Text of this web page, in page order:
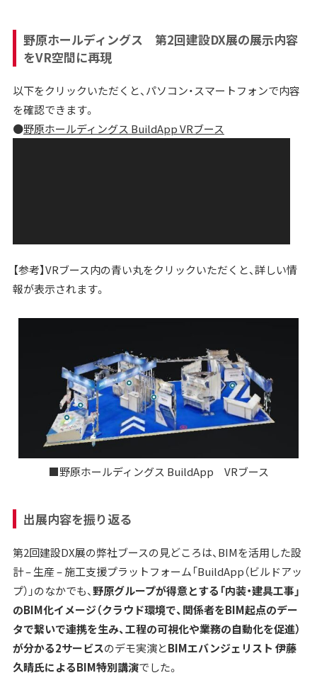
野原ホールディングス 第2回建設DX展の展示内容
をVR空間に再現
以下をクリックいただくと、パソコン・スマートフォンで内容
を確認できます。
●野原ホールディングス BuildApp VRブース
【参考】VRブース内の青い丸をクリックいただくと、詳しい情
報が表示されます。
■野原ホールディングス BuildApp VRブース
出展内容を振り返る
第2回建設DX展の弊社ブースの見どころは、BIMを活用した設
計 – 生産 – 施工支援プラットフォーム「BuildApp（ビルドアッ
プ）」のなかでも、 野原グループが得意とする「内装・建具工事」
のBIM化イメージ（クラウド環境で、関係者をBIM起点のデー
タで繋いで連携を生み、工程の可視化や業務の自動化を促進）
が分かる2サービスのデモ実演とBIMエバンジェリスト 伊藤
久晴氏によるBIM特別講演でした。